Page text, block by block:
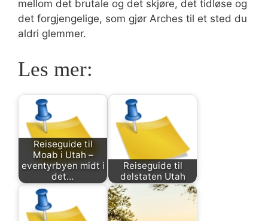
mellom det brutale og det skjøre, det tidløse og
det forgjengelige, som gjør Arches til et sted du
aldri glemmer.
Les mer:
Reiseguide til
Moab i Utah –
eventyrbyen midt i
det…
Reiseguide til
delstaten Utah